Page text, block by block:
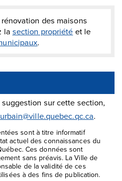
des maisons
la section propriété et le
.
sur cette section,
.
sont à titre informatif
actuel des connaissances du
Ces données sont
sans préavis. La Ville de
de la validité de ces
à des fins de publication.